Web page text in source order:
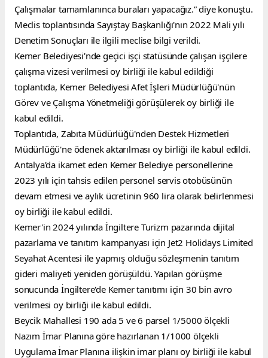
Çalışmalar tamamlanınca buraları yapacağız.” diye konuştu.
Meclis toplantısında Sayıştay Başkanlığı'nın 2022 Mali yılı
Denetim Sonuçları ile ilgili meclise bilgi verildi.
Kemer Belediyesi'nde geçici işçi statüsünde çalışan işçilere
çalışma vizesi verilmesi oy birliği ile kabul edildiği
toplantıda, Kemer Belediyesi Afet İşleri Müdürlüğü'nün
Görev ve Çalışma Yönetmeliği görüşülerek oy birliği ile
kabul edildi.
Toplantıda, Zabıta Müdürlüğü'nden Destek Hizmetleri
Müdürlüğü'ne ödenek aktarılması oy birliği ile kabul edildi.
Antalya'da ikamet eden Kemer Belediye personellerine
2023 yılı için tahsis edilen personel servis otobüsünün
devam etmesi ve aylık ücretinin 960 lira olarak belirlenmesi
oy birliği ile kabul edildi.
Kemer'in 2024 yılında İngiltere Turizm pazarında dijital
pazarlama ve tanıtım kampanyası için Jet2 Holidays Limited
Seyahat Acentesi ile yapmış olduğu sözleşmenin tanıtım
gideri maliyeti yeniden görüşüldü. Yapılan görüşme
sonucunda İngiltere'de Kemer tanıtımı için 30 bin avro
verilmesi oy birliği ile kabul edildi.
Beycik Mahallesi 190 ada 5 ve 6 parsel 1/5000 ölçekli
Nazım İmar Planına göre hazırlanan 1/1000 ölçekli
Uygulama İmar Planına ilişkin imar planı oy birliği ile kabul